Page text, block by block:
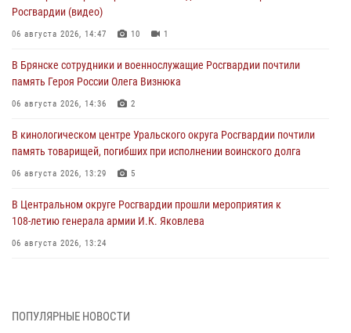
Росгвардии (видео)
06 августа 2026, 14:47 10 1
В Брянске сотрудники и военнослужащие Росгвардии почтили
память Героя России Олега Визнюка
06 августа 2026, 14:36 2
В кинологическом центре Уральского округа Росгвардии почтили
память товарищей, погибших при исполнении воинского долга
06 августа 2026, 13:29 5
В Центральном округе Росгвардии прошли мероприятия к
108‑летию генерала армии И.К. Яковлева
06 августа 2026, 13:24
06 августа 2026, 12:35 1
ПОПУЛЯРНЫЕ НОВОСТИ